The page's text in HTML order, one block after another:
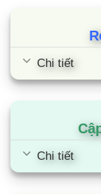
công suất
Công suất
ứng nhu cầu
diện tích từ
phòng
mang lại
làm ảnh
động.
Chi tiết
Chi tiết